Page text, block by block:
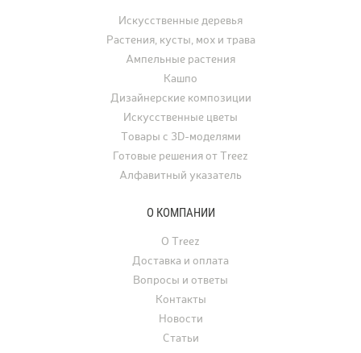
произведение искусства.
применяют для
интерьеров.
ресторанов, офисов,
и других мероприятий.
Искусственные деревья
Растения, кусты, мох и трава
Ампельные растения
Кашпо
Дизайнерские композиции
Искусственные цветы
Товары с 3D-моделями
Готовые решения от Treez
Алфавитный указатель
О КОМПАНИИ
О Treez
Доставка и оплата
Вопросы и ответы
Контакты
Новости
Статьи